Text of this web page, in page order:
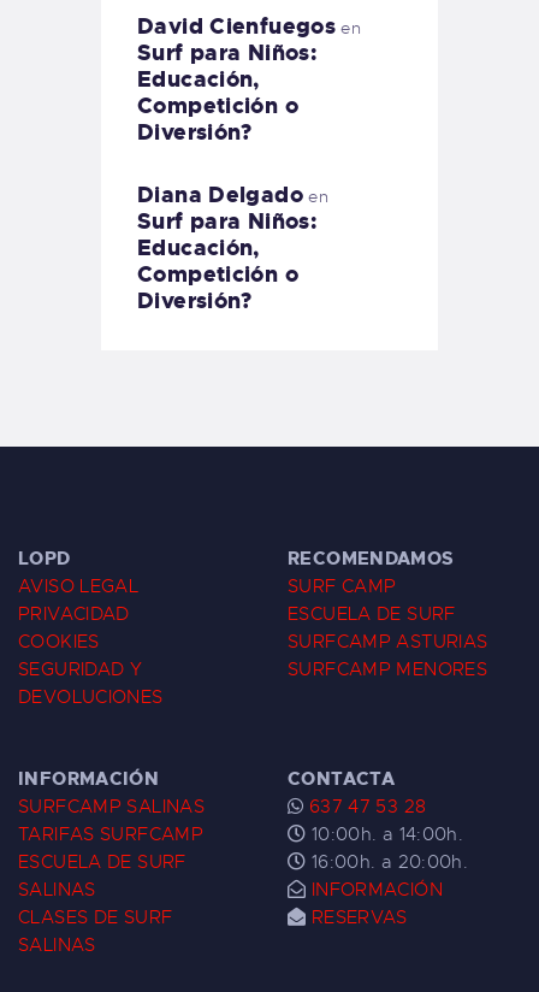
David Cienfuegos en
Surf para Niños:
Educación,
Competición o
Diversión?
Diana Delgadoen
Surf para Niños:
Educación,
Competición o
Diversión?
LOPD
AVISO LEGAL
PRIVACIDAD
COOKIES
SEGURIDAD Y
DEVOLUCIONES
RECOMENDAMOS
SURF CAMP
ESCUELA DE SURF
SURFCAMP ASTURIAS
SURFCAMP MENORES
INFORMACIÓN
SURFCAMP SALINAS
TARIFAS SURFCAMP
ESCUELA DE SURF
SALINAS
CLASES DE SURF
SALINAS
CONTACTA
637 47 53 28
10:00h. a 14:00h.
16:00h. a 20:00h.
INFORMACIÓN
RESERVAS